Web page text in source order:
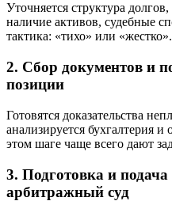
Уточняется структура
наличие активов, судебные
тактика: «тихо» или «жестко».
2. Сбор документов и
позиции
Готовятся доказательства
анализируется бухгалтерия
этом шаге чаще всего дают
3. Подготовка и подача
арбитражный суд